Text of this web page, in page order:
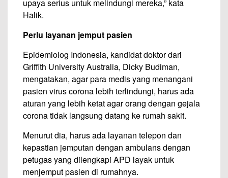
upaya serius untuk melindungi mereka,” kata
Halik.
Perlu layanan jemput pasien
Epidemiolog Indonesia, kandidat doktor dari
Griffith University Australia, Dicky Budiman,
mengatakan, agar para medis yang menangani
pasien virus corona lebih terlindungi, harus ada
aturan yang lebih ketat agar orang dengan gejala
corona tidak langsung datang ke rumah sakit.
Menurut dia, harus ada layanan telepon dan
kepastian jemputan dengan ambulans dengan
petugas yang dilengkapi APD layak untuk
menjemput pasien di rumahnya.